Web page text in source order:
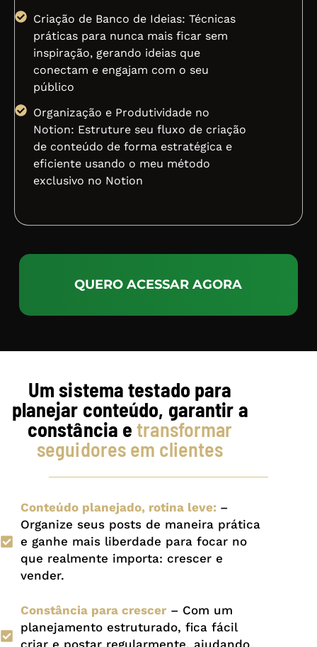
Criação de Banco de Ideias: Técnicas
práticas para nunca mais ficar sem
inspiração, gerando ideias que
conectam e engajam com o seu
público
Organização e Produtividade no
Notion: Estruture seu fluxo de criação
de conteúdo de forma estratégica e
eficiente usando o meu método
exclusivo no Notion
QUERO ACESSAR AGORA
Um sistema testado para
planejar conteúdo, garantir a
constância etransformar
seguidores em clientes
Conteúdo planejado, rotina leve: –
Organize seus posts de maneira prática
e ganhe mais liberdade para focar no
que realmente importa: crescer e
vender.
Constância para crescer– Com um
planejamento estruturado, fica fácil